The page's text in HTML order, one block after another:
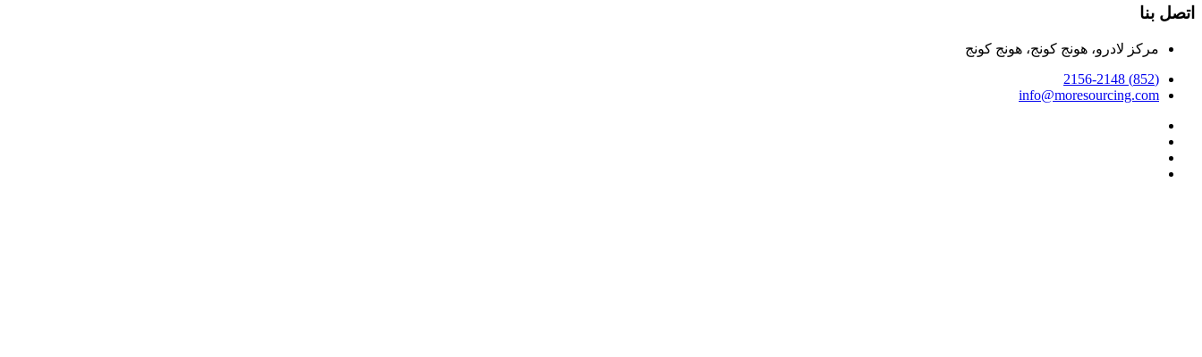
اتصل بنا
مركز لادرو، هونج كونج، هونج كونج
(852) 2156-2148
info@moresourcing.com